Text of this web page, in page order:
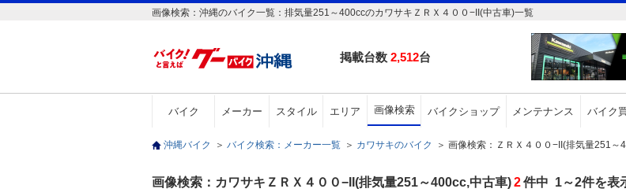
画像検索：沖縄のバイク一覧：排気量251～400ccのカワサキＺＲＸ４００−II(中古車)一覧
掲載台数 2,512台
バイク メーカー スタイル エリア 画像検索 バイクショップ メンテナンス バイク
沖縄バイク ＞ バイク検索：メーカー一覧 ＞ カワサキのバイク ＞ 画像検索：ＺＲＸ４００−II(排気量251～
画像検索：カワサキＺＲＸ４００−II(排気量251～400cc,中古車)2件中 1～2件を表